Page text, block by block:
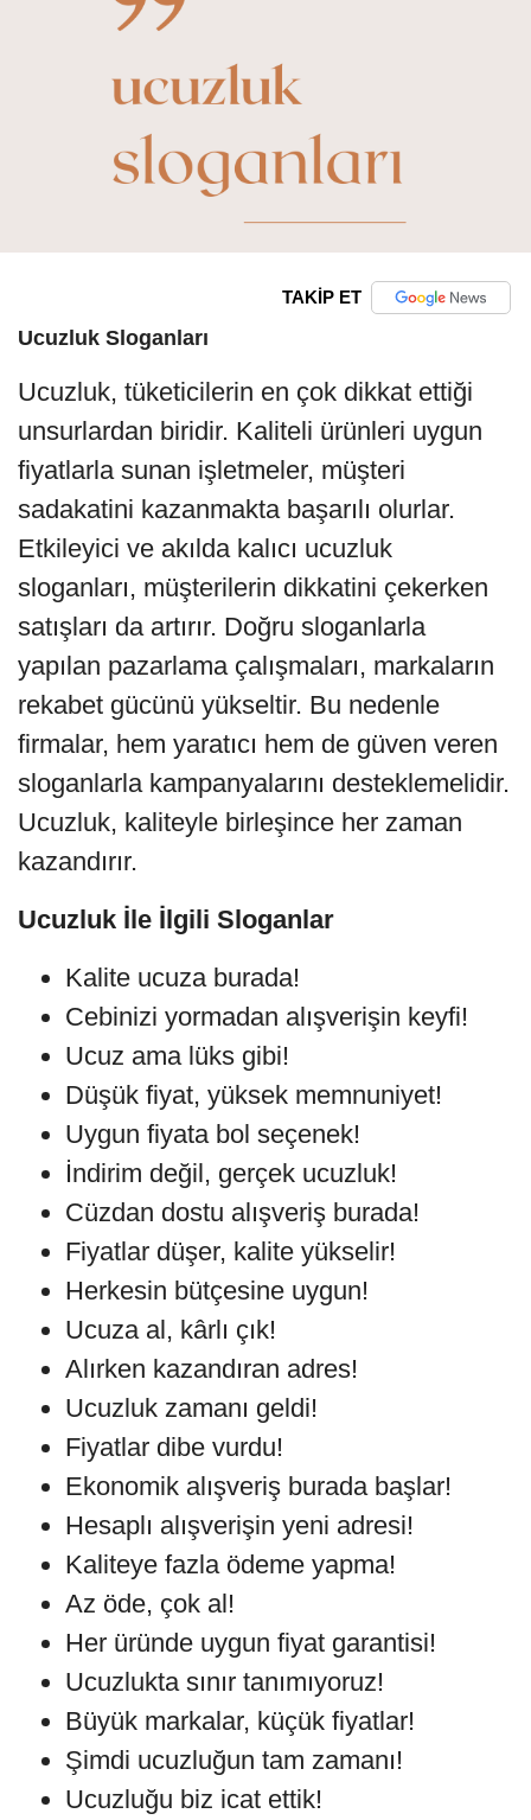
TAKİP ET
Ucuzluk Sloganları
Ucuzluk, tüketicilerin en çok dikkat ettiği
unsurlardan biridir. Kaliteli ürünleri uygun
fiyatlarla sunan işletmeler, müşteri
sadakatini kazanmakta başarılı olurlar.
Etkileyici ve akılda kalıcı ucuzluk
sloganları, müşterilerin dikkatini çekerken
satışları da artırır. Doğru sloganlarla
yapılan pazarlama çalışmaları, markaların
rekabet gücünü yükseltir. Bu nedenle
firmalar, hem yaratıcı hem de güven veren
sloganlarla kampanyalarını desteklemelidir.
Ucuzluk, kaliteyle birleşince her zaman
kazandırır.
Ucuzluk İle İlgili Sloganlar
Kalite ucuza burada!
Cebinizi yormadan alışverişin keyfi!
Ucuz ama lüks gibi!
Düşük fiyat, yüksek memnuniyet!
Uygun fiyata bol seçenek!
İndirim değil, gerçek ucuzluk!
Cüzdan dostu alışveriş burada!
Fiyatlar düşer, kalite yükselir!
Herkesin bütçesine uygun!
Ucuza al, kârlı çık!
Alırken kazandıran adres!
Ucuzluk zamanı geldi!
Fiyatlar dibe vurdu!
Ekonomik alışveriş burada başlar!
Hesaplı alışverişin yeni adresi!
Kaliteye fazla ödeme yapma!
Az öde, çok al!
Her üründe uygun fiyat garantisi!
Ucuzlukta sınır tanımıyoruz!
Büyük markalar, küçük fiyatlar!
Şimdi ucuzluğun tam zamanı!
Ucuzluğu biz icat ettik!